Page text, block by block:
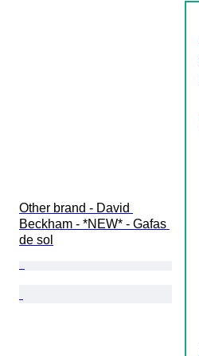
Other brand - David
Beckham - *NEW* - Gafas
de sol